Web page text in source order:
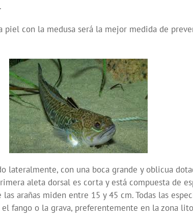
con la medusa será la mejor medida de
lateralmente, con una boca grande y oblicua
aleta dorsal es corta y está compuesta de
arañas miden entre 15 y 45 cm. Todas las
fango o la grava, preferentemente en la zona